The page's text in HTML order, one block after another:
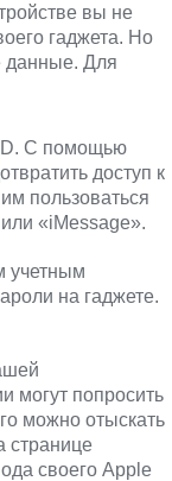
вы не
гаджета. Но
данные. Для
С помощью
доступ к
пользоваться
«iMessage».
учетным
на гаджете.
могут попросить
можно отыскать
странице
своего Apple